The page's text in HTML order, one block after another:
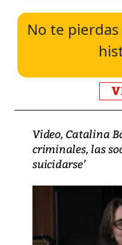
No te
Video, Catalina
criminales, las
suicidarse’